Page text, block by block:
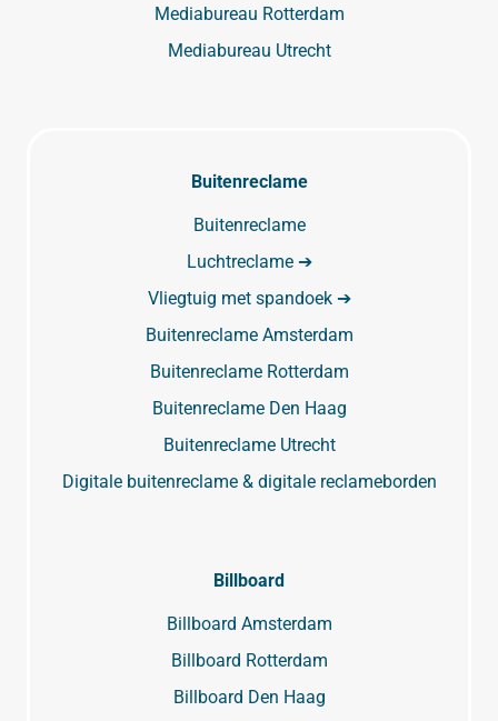
Mediabureau Rotterdam
Mediabureau Utrecht
Buitenreclame
Buitenreclame
Luchtreclame ➔
Vliegtuig met spandoek ➔
Buitenreclame Amsterdam
Buitenreclame Rotterdam
Buitenreclame Den Haag
Buitenreclame Utrecht
Digitale buitenreclame & digitale reclameborden
Billboard
Billboard Amsterdam
Billboard Rotterdam
Billboard Den Haag